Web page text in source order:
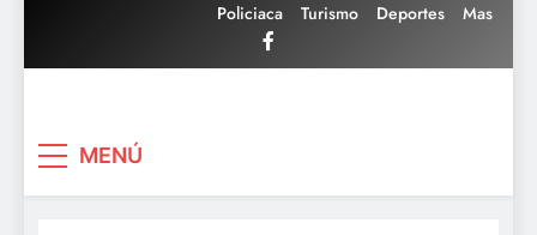
Policiaca
Turismo Deportes Mas
MENÚ